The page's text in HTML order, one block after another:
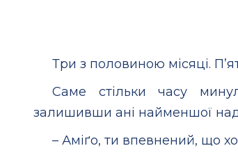
Три з половиною місяці.
Саме стільки часу
залишивши ані найменшої
– Аміґо, ти впевнений, що